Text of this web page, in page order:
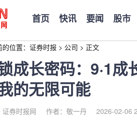
首页 快讯 要闻 股市
位置： 证券时报 > 公司 > 正文
成长密码：9·1
的无限可能
证券时报网 作者：敬一丹 2026-02-06